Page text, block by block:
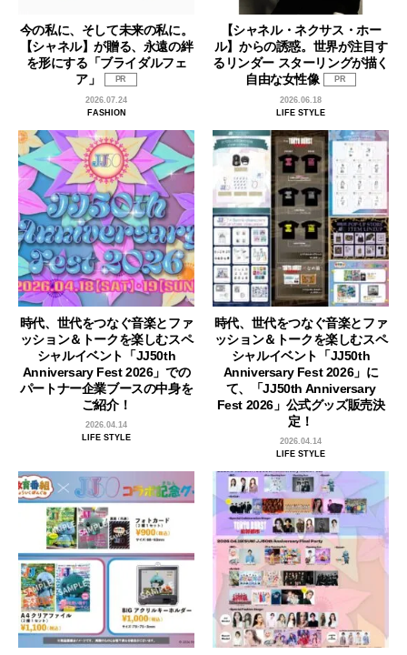
今の私に、そして未来の私に。
【シャネル】が贈る、永遠の絆
を形にする「ブライダルフェ
ア」
PR
2026.07.24
FASHION
【シャネル・ネクサス・ホー
ル】からの誘惑。世界が注目す
るリンダー スターリングが描く
自由な女性像
PR
2026.06.18
LIFE STYLE
時代、世代をつなぐ音楽とファ
ッション＆トークを楽しむスペ
シャルイベント「JJ50th
Anniversary Fest 2026」での
パートナー企業ブースの中身を
ご紹介！
2026.04.14
LIFE STYLE
時代、世代をつなぐ音楽とファ
ッション＆トークを楽しむスペ
シャルイベント「JJ50th
Anniversary Fest 2026」に
て、「JJ50th Anniversary
Fest 2026」公式グッズ販売決
定！
2026.04.14
LIFE STYLE